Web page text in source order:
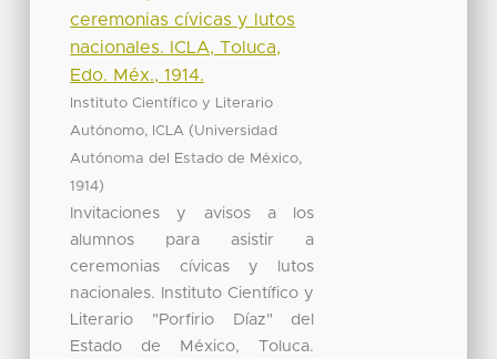
ceremonias cívicas y lutos
nacionales. ICLA, Toluca,
Edo. Méx., 1914.
Instituto Científico y Literario
Autónomo, ICLA (Universidad
Autónoma del Estado de México,
1914)
Invitaciones y avisos a los
alumnos para asistir a
ceremonias cívicas y lutos
nacionales. Instituto Científico y
Literario "Porfirio Díaz" del
Estado de México, Toluca.